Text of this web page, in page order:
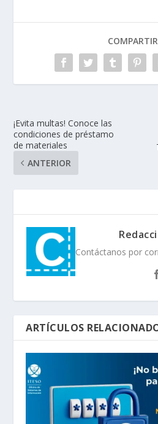
¡Evita multas! Conoce las
condiciones de préstamo
de materiales
ANTERIOR
Contáctanos por
ARTÍCULOS